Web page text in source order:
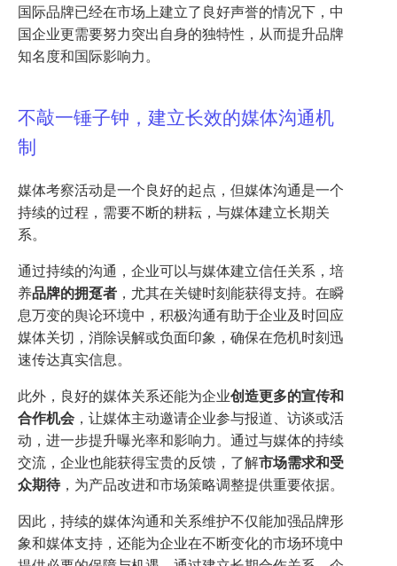
国际品牌已经在市场上建立了良好声誉的情况下，中
国企业更需要努力突出自身的独特性，从而提升品牌
知名度和国际影响力。
不敲一锤子钟，建立长效的媒体沟通机
制
媒体考察活动是一个良好的起点，但媒体沟通是一个
持续的过程，需要不断的耕耘，与媒体建立长期关
系。
通过持续的沟通，企业可以与媒体建立信任关系，培
养品牌的拥趸者 ，尤其在关键时刻能获得支持。在瞬
息万变的舆论环境中，积极沟通有助于企业及时回应
媒体关切，消除误解或负面印象，确保在危机时刻迅
速传达真实信息。
此外，良好的媒体关系还能为企业创造更多的宣传和
合作机会 ，让媒体主动邀请企业参与报道、访谈或活
动，进一步提升曝光率和影响力。通过与媒体的持续
交流，企业也能获得宝贵的反馈，了解市场需求和受
众期待，为产品改进和市场策略调整提供重要依据。
因此，持续的媒体沟通和关系维护不仅能加强品牌形
象和媒体支持，还能为企业在不断变化的市场环境中